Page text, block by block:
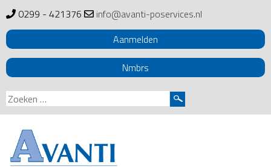
0299 - 421376
info@avanti-poservices.nl
Aanmelden
Nmbrs
Zoeken
naar: